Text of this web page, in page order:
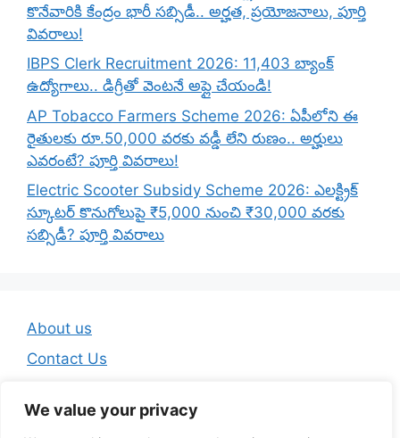
We value your privacy
కొనేవారికి కేంద్రం భారీ సబ్సిడీ.. అర్హత, ప్రయోజనాలు, పూర్తి
వివరాలు!
IBPS Clerk Recruitment 2026: 11,403 బ్యాంక్
ఉద్యోగాలు.. డిగ్రీతో వెంటనే అప్లై చేయండి!
AP Tobacco Farmers Scheme 2026: ఏపీలోని ఈ
రైతులకు రూ.50,000 వరకు వడ్డీ లేని రుణం.. అర్హులు
ఎవరంటే? పూర్తి వివరాలు!
Electric Scooter Subsidy Scheme 2026: ఎలక్ట్రిక్
స్కూటర్ కొనుగోలుపై ₹5,000 నుంచి ₹30,000 వరకు
సబ్సిడీ? పూర్తి వివరాలు
About us
Contact Us
Privacy Policy